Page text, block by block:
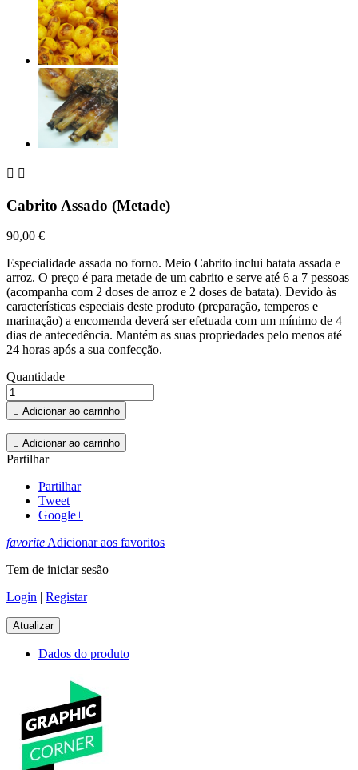
 
Cabrito Assado (Metade)
90,00 €
Especialidade assada no forno. Meio Cabrito inclui batata assada e
arroz. O preço é para metade de um cabrito e serve até 6 a 7 pessoas
(acompanha com 2 doses de arroz e 2 doses de batata). Devido às
características especiais deste produto (preparação, temperos e
marinação) a encomenda deverá ser efetuada com um mínimo de 4
dias de antecedência. Mantém as suas propriedades pelo menos até
24 horas após a sua confecção.
Quantidade
 Adicionar ao carrinho
 Adicionar ao carrinho
Partilhar
Partilhar
Tweet
Google+
favoriteAdicionar aos favoritos
Tem de iniciar sesão
Login | Registar
Dados do produto